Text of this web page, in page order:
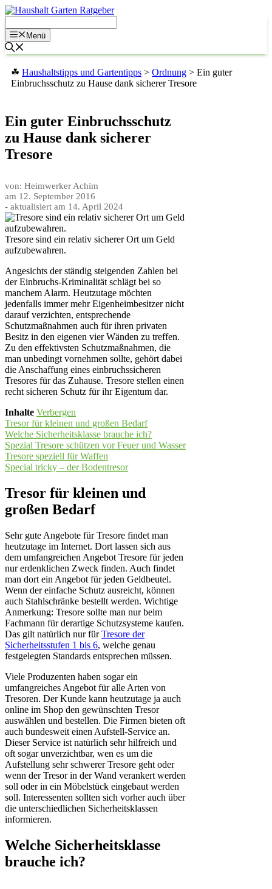
Zum
springenMenü
☘ Haushaltstipps und Gartentipps > Ordnung > Ein guter
Einbruchsschutz zu Hause dank sicherer Tresore
Ein guter Einbruchsschutz
zu Hause dank sicherer
Tresore
von: Heimwerker Achim
am 12. September 2016
- aktualisiert am 14. April 2024
Tresore sind ein relativ sicherer Ort um Geld
aufzubewahren.
Angesichts der ständig steigenden Zahlen bei
der Einbruchs-Kriminalität schlägt bei so
manchem Alarm. Heutzutage möchten
jedenfalls immer mehr Eigenheimbesitzer nicht
darauf verzichten, entsprechende
Schutzmaßnahmen auch für ihren privaten
Besitz in den eigenen vier Wänden zu treffen.
Zu den effektivsten Schutzmaßnahmen, die
man unbedingt vornehmen sollte, gehört dabei
die Anschaffung eines einbruchssicheren
Tresores für das Zuhause. Tresore stellen einen
recht sicheren Schutz für ihr Eigentum dar.
Inhalte Verbergen
Tresor für kleinen und großen Bedarf
Welche Sicherheitsklasse brauche ich?
Spezial Tresore schützen vor Feuer und Wasser
Tresore speziell für Waffen
Special tricky – der Bodentresor
Tresor für kleinen und
großen Bedarf
Sehr gute Angebote für Tresore findet man
heutzutage im Internet. Dort lassen sich aus
dem umfangreichen Angebot Tresore für jeden
nur erdenklichen Zweck finden. Auch findet
man dort ein Angebot für jeden Geldbeutel.
Wenn der einfache Schutz ausreicht, können
auch Stahlschränke bestellt werden. Wichtige
Anmerkung: Tresore sollte man nur beim
Fachmann für derartige Schutzsysteme kaufen.
Das gilt natürlich nur fürTresore der
Sicherheitsstufen 1 bis 6, welche genau
festgelegten Standards entsprechen müssen.
Viele Produzenten haben sogar ein
umfangreiches Angebot für alle Arten von
Tresoren. Der Kunde kann heutzutage ja auch
online im Shop den gewünschten Tresor
auswählen und bestellen. Die Firmen bieten oft
auch bundesweit einen Aufstell-Service an.
Dieser Service ist natürlich sehr hilfreich und
oft sogar unverzichtbar, wen es um die
Aufstellung sehr schwerer Tresore geht oder
wenn der Tresor in der Wand verankert werden
soll oder in ein Möbelstück eingebaut werden
soll. Interessenten sollten sich vorher auch über
die unterschiedlichen Sicherheitsklassen
informieren.
Welche Sicherheitsklasse
brauche ich?